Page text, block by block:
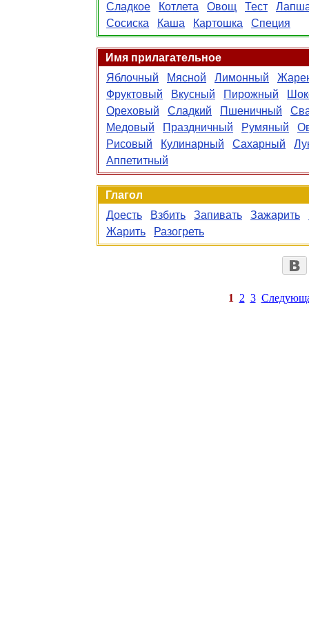
Сладкое
Котлета Овощ Тест
Сосиска
Каша Картошка Специя
Имя прилагательное
Яблочный
Мясной Лимонный
Фруктовый
Вкусный Пирожный
Ореховый
Сладкий Пшеничный
Медовый
Праздничный Румяный
Рисовый
Кулинарный Сахарный
Аппетитный
Глагол
Доесть
Взбить Запивать Зажарить
Жарить
Разогреть
1 2 3